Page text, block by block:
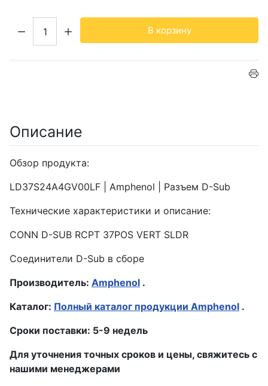
В корзину
Описание
Обзор продукта:
LD37S24A4GV00LF | Amphenol | Разъем D-Sub
Технические характеристики и описание:
CONN D-SUB RCPT 37POS VERT SLDR
Соединители D-Sub в сборе
Производитель: Amphenol .
Каталог: Полный каталог продукции Amphenol .
Сроки поставки: 5-9 недель
Для уточнения точных сроков и цены, свяжитесь с
нашими менеджерами